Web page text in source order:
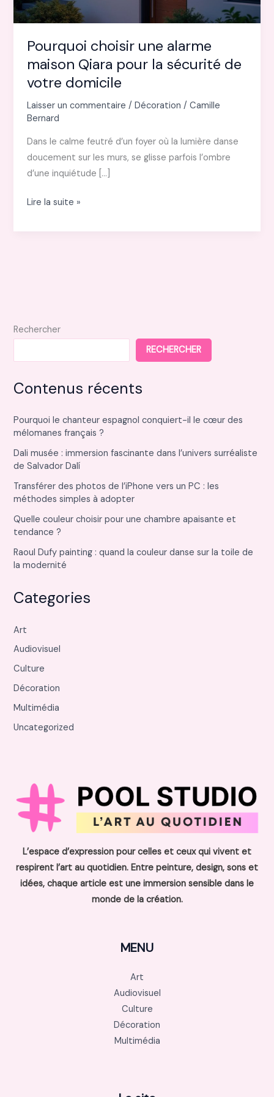
Pourquoi choisir une alarme
maison Qiara pour la sécurité de
votre domicile
Laisser un commentaire /Décoration /Camille
Bernard
Dans le calme feutré d’un foyer où la lumière danse
doucement sur les murs, se glisse parfois l’ombre
d’une inquiétude […]
Pourquoi
une
sécurité
votre
Lire la suite »
Rechercher
RECHERCHER
Contenus récents
Pourquoi le chanteur espagnol conquiert-il le cœur des
mélomanes français ?
Dali musée : immersion fascinante dans l’univers surréaliste
de Salvador Dalí
Transférer des photos de l’iPhone vers un PC : les
méthodes simples à adopter
Quelle couleur choisir pour une chambre apaisante et
tendance ?
Raoul Dufy painting : quand la couleur danse sur la toile de
la modernité
Categories
Art
Audiovisuel
Culture
Décoration
Multimédia
Uncategorized
L’espace d’expression pour celles et ceux qui vivent et
respirent l’art au quotidien. Entre peinture, design, sons et
idées, chaque article est une immersion sensible dans le
monde de la création.
MENU
Art
Audiovisuel
Culture
Décoration
Multimédia